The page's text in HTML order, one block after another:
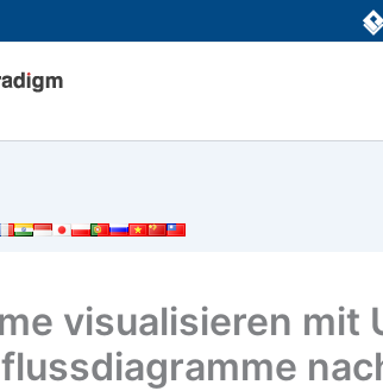
visualisieren mit